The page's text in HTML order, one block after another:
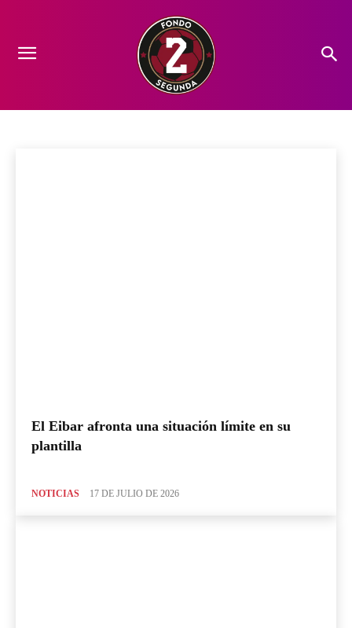
PROTAGONISTAS
El Eibar afronta una situación límite en su
plantilla
NOTICIAS 17 DE JULIO DE 2026